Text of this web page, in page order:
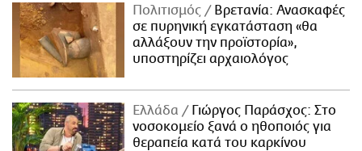
Πολιτισμός
Βρετανία: Ανασκαφές
σε πυρηνική εγκατάσταση «θα
αλλάξουν την προϊστορία»,
υποστηρίζει αρχαιολόγος
Ελλάδα
Γιώργος Παράσχος: Στο
νοσοκομείο ξανά ο ηθοποιός για
θεραπεία κατά του καρκίνου